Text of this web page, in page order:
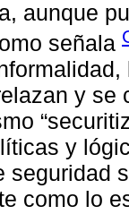
aunque
señala
y se
y
seguridad
como lo